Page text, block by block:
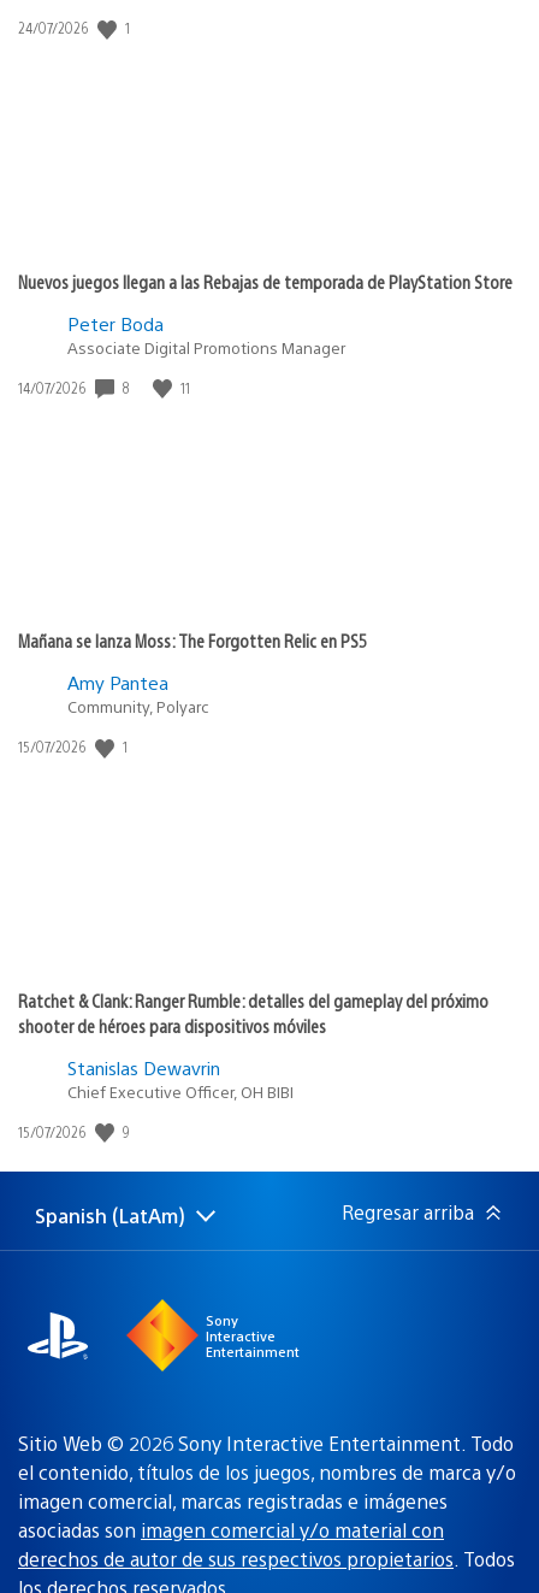
Fecha
24/07/2026 1
Nuevos juegos llegan a las Rebajas de temporada de PlayStation Store
Peter Boda
Associate Digital Promotions Manager
Fecha
14/07/2026 8 11
Mañana se lanza Moss: The Forgotten Relic en PS5
Amy Pantea
Community, Polyarc
Fecha
15/07/2026 1
Ratchet & Clank: Ranger Rumble: detalles del gameplay del próximo
shooter de héroes para dispositivos móviles
Stanislas Dewavrin
Chief Executive Officer, OH BIBI
Fecha
publicación:
15/07/2026 9
Elige
una
Región
actual:
Spanish (LatAm) Regresar arriba
Sony
Interactive
Entertainment
Sitio Web © 2026 Sony Interactive Entertainment. Todo
el contenido, títulos de los juegos, nombres de marca y/o
imagen comercial, marcas registradas e imágenes
asociadas son imagen comercial y/o material con
derechos de autor de sus respectivos propietarios. Todos
los derechos reservados.